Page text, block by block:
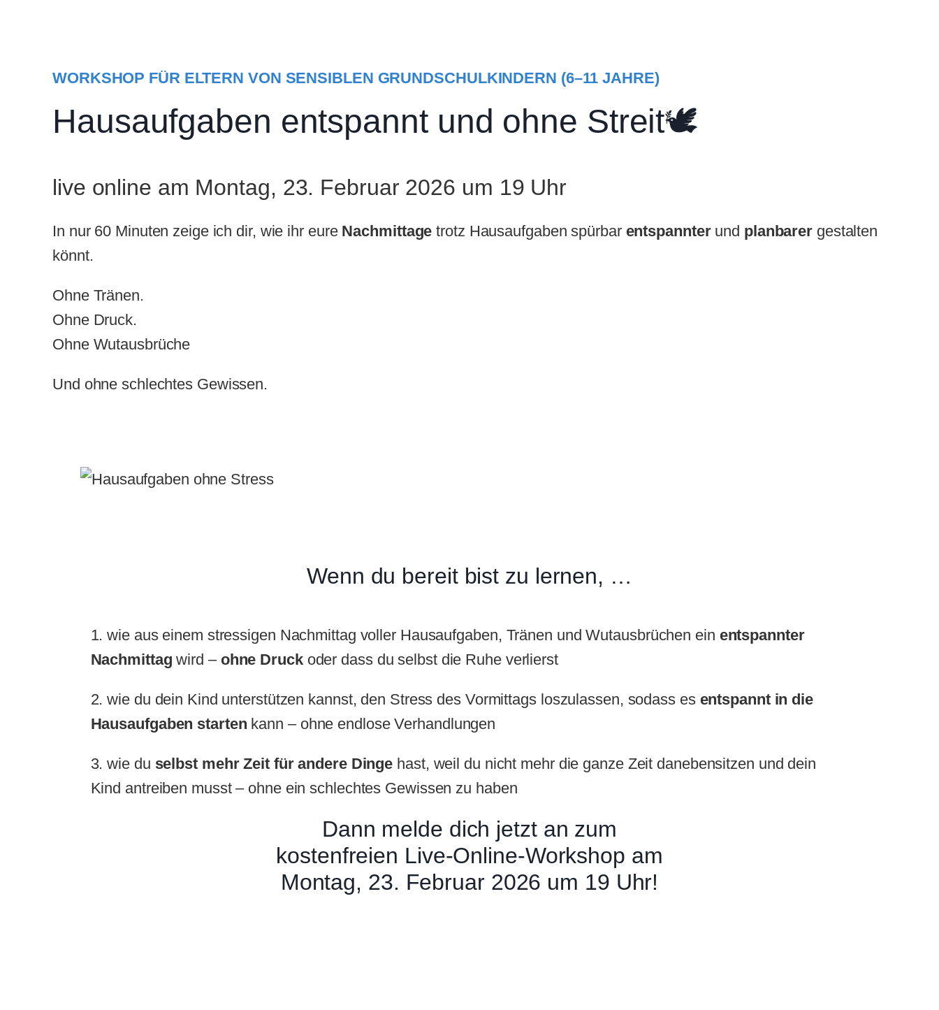
WORKSHOP FÜR ELTERN VON SENSIBLEN GRUNDSCHULKINDERN (6–11 JAHRE)
Hausaufgaben entspannt und ohne Streit🕊️
live online am Montag, 23. Februar 2026 um 19 Uhr
In nur 60 Minuten zeige ich dir, wie ihr eure Nachmittagetrotz Hausaufgaben spürbar entspannter und planbarer gestalten
könnt.
Ohne Tränen.
Ohne Druck.
Ohne Wutausbrüche
Und ohne schlechtes Gewissen.
Wenn du bereit bist zu lernen, …
1. wie aus einem stressigen Nachmittag voller Hausaufgaben, Tränen und Wutausbrüchen ein entspannter
Nachmittag wird – ohne Druckoder dass du selbst die Ruhe verlierst
2. wie du dein Kind unterstützen kannst, den Stress des Vormittags loszulassen, sodass es entspannt in die
Hausaufgaben starten kann – ohne endlose Verhandlungen
3. wie du selbst mehr Zeit für andere Dinge hast, weil du nicht mehr die ganze Zeit danebensitzen und dein
Kind antreiben musst – ohne ein schlechtes Gewissen zu haben
Dann melde dich jetzt an zum
kostenfreien Live-Online-Workshop am
Montag, 23. Februar 2026 um 19 Uhr!